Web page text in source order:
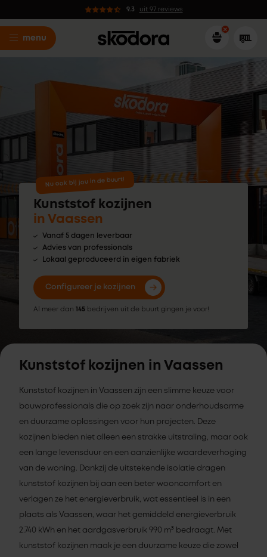
9.3 uit 97 reviews
menu
Nu ook bij jou in de buurt!
Kunststof kozijnen
in Vaassen
Vanaf 5 dagen leverbaar
Advies van professionals
Lokaal geproduceerd in eigen fabriek
Configureer je kozijnen
Al meer dan 145 bedrijven uit de buurt gingen je voor!
Kunststof kozijnen in Vaassen
Kunststof kozijnen in Vaassen zijn een slimme keuze voor
bouwprofessionals die op zoek zijn naar onderhoudsarme
en duurzame oplossingen voor hun projecten. Deze
kozijnen bieden niet alleen een strakke uitstraling, maar ook
een lange levensduur en een aanzienlijke waardeverhoging
van de woning. Dankzij de uitstekende isolatie dragen
kunststof kozijnen bij aan een beter wooncomfort en
verlagen ze het energieverbruik, wat essentieel is in een
plaats als Vaassen, waar het gemiddeld energieverbruik
2.740 kWh en het aardgasverbruik 990 m³ bedraagt. Met
kunststof kozijnen maak je een duurzame keuze die zowel